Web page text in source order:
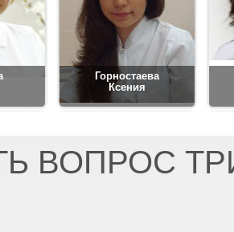
Горностаева
Ксения
ВОПРОС